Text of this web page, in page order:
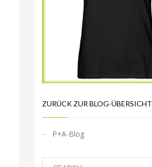
ZURÜCK ZUR BLOG-ÜBERSICHT
P+A-Blog